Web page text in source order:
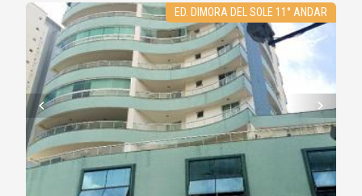
ED. DIMORA DEL SOLE 11° ANDAR